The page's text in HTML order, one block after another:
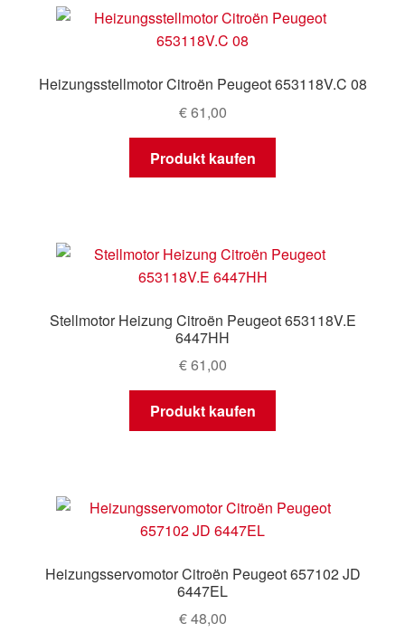
Heizungsstellmotor Citroën Peugeot 653118V.C 08
€61,00
Produkt kaufen
Stellmotor Heizung Citroën Peugeot 653118V.E
6447HH
€61,00
Produkt kaufen
Heizungsservomotor Citroën Peugeot 657102 JD
6447EL
€48,00